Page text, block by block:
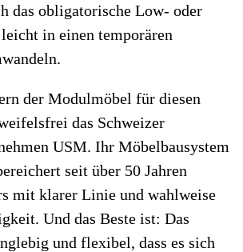
das obligatorische Low- oder
in einen temporären
der Modulmöbel für diesen
das Schweizer
USM. Ihr Möbelbausystem
seit über 50 Jahren
mit klarer Linie und wahlweise
Und das Beste ist: Das
und flexibel, dass es sich